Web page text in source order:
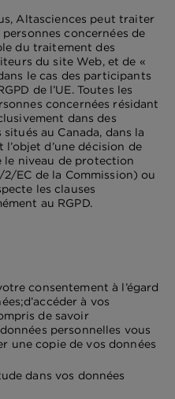
Altasciences peut traiter
concernées de
du traitement des
du site Web, et de «
le cas des participants
de l’UE. Toutes les
concernées résidant
dans des
au Canada, dans la
d’une décision de
le niveau de protection
EC de la Commission) ou
les clauses
au RGPD.
consentement à l’égard
à vos
de savoir
personnelles vous
une copie de vos données
dans vos données